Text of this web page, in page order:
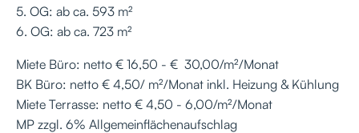
5. OG: ab ca. 593 m²
6. OG: ab ca. 723 m²
Miete Büro: netto € 16,50 - € 30,00/m²/Monat
BK Büro: netto € 4,50/ m²/Monat inkl. Heizung & Kühlung
Miete Terrasse: netto € 4,50 - 6,00/m²/Monat
MP zzgl. 6% Allgemeinflächenaufschlag